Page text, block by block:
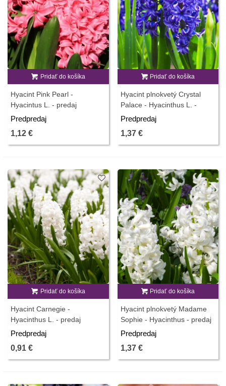
Pridať do košíka
Hyacint Pink Pearl -
Hyacintus L. - predaj
cibuľovín - 1ks
Predpredaj
1,12 €
Pridať do košíka
Hyacint plnokvetý Crystal
Palace - Hyacinthus L. -
predaj cibuľovín - 1 ks
Predpredaj
1,37 €
Pridať do košíka
Hyacint Carnegie -
Hyacinthus L. - predaj
cibuľovín - 1 ks
Predpredaj
0,91 €
Pridať do košíka
Hyacint plnokvetý Madame
Sophie - Hyacinthus - predaj
cibuľovín - 1 ks
Predpredaj
1,37 €